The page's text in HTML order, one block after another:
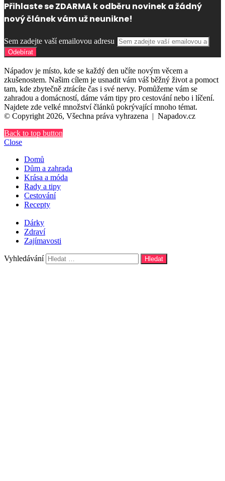
Přihlaste se ZDARMA k odběru novinek a žádný
nový článek vám už neunikne!
Sem zadejte vaší emailovou adresu
Nápadov je místo, kde se každý den učíte novým věcem a
zkušenostem. Našim cílem je usnadit vám váš běžný život a pomoct
tam, kde zbytečně ztrácíte čas i své nervy. Pomůžeme vám se
zahradou a domácností, dáme vám tipy pro cestování nebo i líčení.
Najdete zde velké množství článků pokrývající mnoho témat.
© Copyright 2026, Všechna práva vyhrazena | Napadov.cz
Back to top button
Close
Domů
Dům a zahrada
Krása a móda
Rady a tipy
Cestování
Recepty
Dárky
Zdraví
Zajímavosti
Vyhledávání